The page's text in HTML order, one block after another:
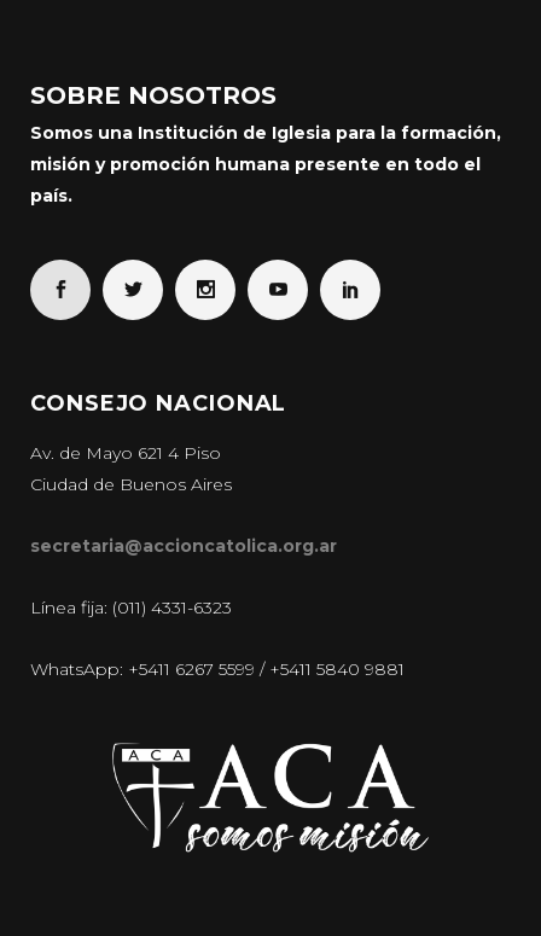
SOBRE NOSOTROS
Somos una Institución de Iglesia para la formación,
misión y promoción humana presente en todo el
país.
CONSEJO NACIONAL
Av. de Mayo 621 4 Piso
Ciudad de Buenos Aires
secretaria@accioncatolica.org.ar
Línea fija: (011) 4331-6323
WhatsApp: +5411 6267 5599 / +5411 5840 9881